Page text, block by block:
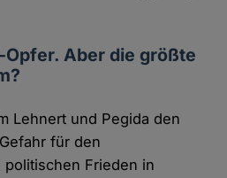
Aber die größte
Lehnert und Pegida den
für den
Frieden in